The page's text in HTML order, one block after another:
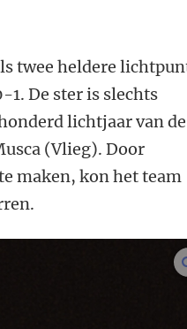
twee heldere
De ster is slechts
lichtjaar van de
(Vlieg). Door
maken, kon het team